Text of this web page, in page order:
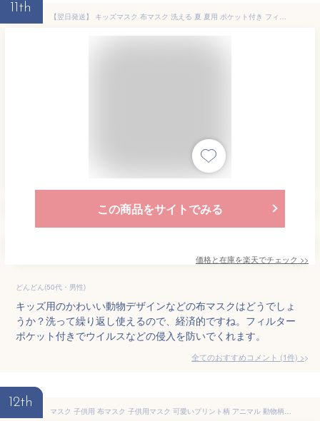
11th
【翌日発送】 キッズマスク 布マスク 洗える 夏 夏用 ポケット付き フィルター 子供 子供用 キッズ かわいい マスク 柄 PM2.5 風邪 花粉対策 花粉症 インフルエンザ対策 個包装 在庫あり 送料無料
この商品をサイトでみる
価格と在庫を楽天でチェック >>
どんどん(50代・男性)
キッズ用のかわいい動物デザインなどの布マスクはどうでしょ
うか？洗って繰り返し使えるので、経済的ですね。フィルター
ポケット付きでウイルスなどの侵入を防いでくれます。
全てのおすすめコメント (1件) >
12th
マスク 子供用 布マスク 子供用マスク 可愛いプリント柄 アニマル 動物柄 3D立体布マスク 洗える 繰り返し使える 耳に優しい キッズ 伸縮性 【安心国内発送】